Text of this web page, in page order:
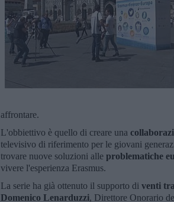
affrontare.
L'obbiettivo è quello di creare una
televisivo di riferimento per le giovani
trovare nuove soluzioni alle problematiche
vivere l'esperienza Erasmus.
La serie ha già ottenuto il supporto di venti
Domenico Lenarduzzi, Direttore Onorario